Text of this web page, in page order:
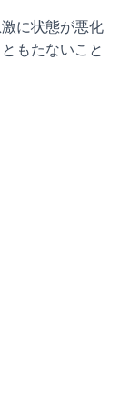
に状態が悪化
もたないこと